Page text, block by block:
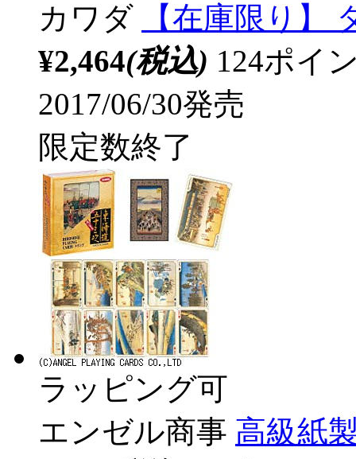
カワダ
【在庫限り】
¥2,464(税込) 124ポイ
2017/06/30発売
限定数終了
ラッピング可
エンゼル商事 高級紙